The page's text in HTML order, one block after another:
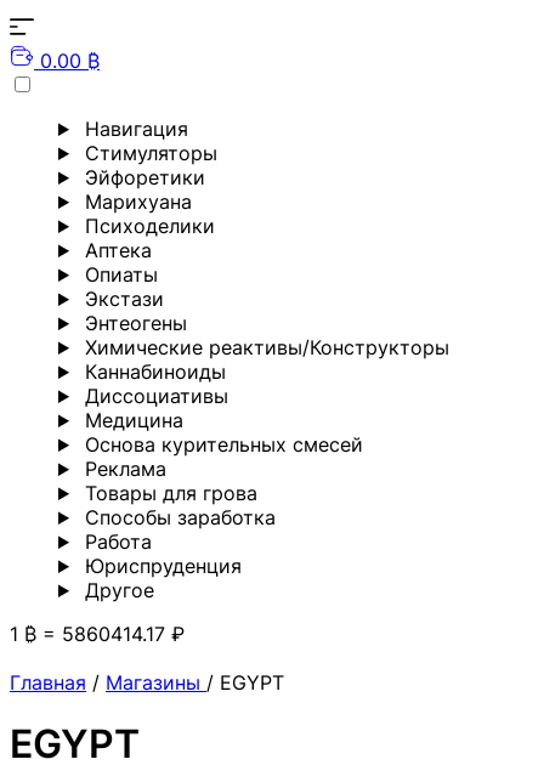
0.00 ₿
Навигация
Стимуляторы
Эйфоретики
Марихуана
Психоделики
Аптека
Опиаты
Экстази
Энтеогены
Химические реактивы/Конструкторы
Каннабиноиды
Диссоциативы
Медицина
Основа курительных смесей
Реклама
Товары для грова
Способы заработка
Работа
Юриспруденция
Другoе
1 ₿ = 5860414.17 ₽
Главная / Магазины / EGYPT
EGYPT